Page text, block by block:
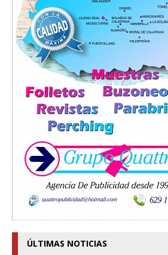
ÚLTIMAS NOTICIAS